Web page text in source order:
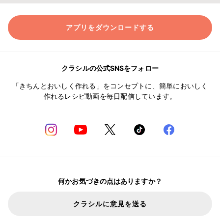
アプリをダウンロードする
クラシルの公式SNSをフォロー
「きちんとおいしく作れる」をコンセプトに、簡単においしく
作れるレシピ動画を毎日配信しています。
何かお気づきの点はありますか？
クラシルに意見を送る